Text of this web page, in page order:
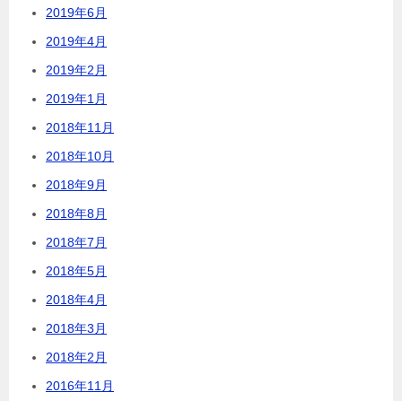
2019年6月
2019年4月
2019年2月
2019年1月
2018年11月
2018年10月
2018年9月
2018年8月
2018年7月
2018年5月
2018年4月
2018年3月
2018年2月
2016年11月